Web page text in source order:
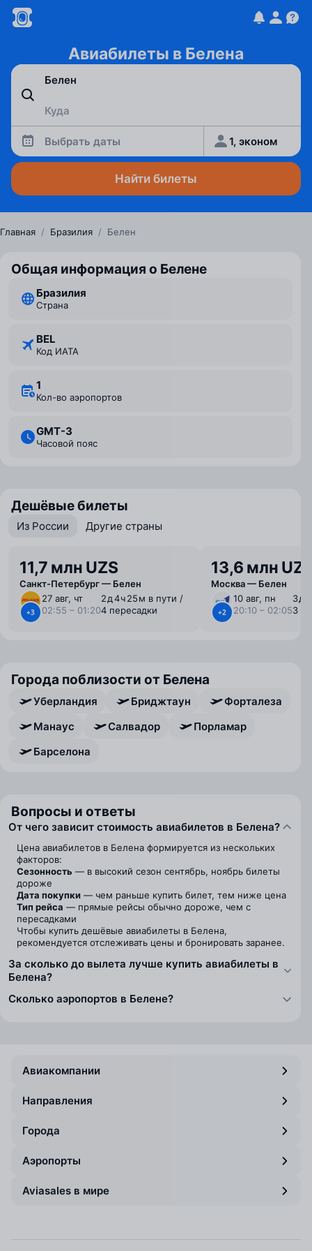
Авиабилеты в Белена
Выбрать даты 1, эконом
Найти билеты
Главная / Бразилия / Белен
Общая информация о Белене
Бразилия
Страна
BEL
Код ИАТА
1
Кол-во аэропортов
GMT-3
Часовой пояс
Дешёвые билеты
Из России Другие страны
11,7 млн UZS
Санкт-Петербург — Белен
+3
27 авг, чт
02:55 – 01:20
2 ⁠д 4 ⁠ч 25 ⁠м в пути /
4 пересадки
13,6 млн
Москва — Белен
+2
10 авг, пн
20:10 – 02:05
3 ⁠д
3
Города поблизости от Белена
Уберландия Бриджтаун
Форталеза
Манаус
Салвадор
Порламар
Барселона
Вопросы и ответы
От чего зависит стоимость авиабилетов в Белена?
Цена авиабилетов в Белена формируется из нескольких
факторов:
Сезонность — в высокий сезон сентябрь, ноябрь билеты
дороже
Дата покупки — чем раньше купить билет, тем ниже цена
Тип рейса — прямые рейсы обычно дороже, чем с
пересадками
Чтобы купить дешёвые авиабилеты в Белена,
рекомендуется отслеживать цены и бронировать заранее.
За сколько до вылета лучше купить авиабилеты в
Белена?
Сколько аэропортов в Белене?
Авиакомпании
Направления
Города
Аэропорты
Aviasales в мире